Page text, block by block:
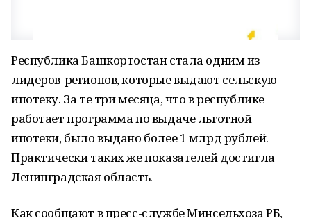
Республика Башкортостан стала одним из
лидеров-регионов, которые выдают сельскую
ипотеку. За те три месяца, что в республике
работает программа по выдаче льготной
ипотеки, было выдано более 1 млрд рублей.
Практически таких же показателей достигла
Ленинградская область.
Как сообщают в пресс-службе Минсельхоза РБ,